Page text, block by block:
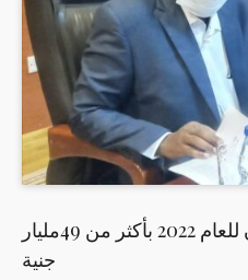
إجازة موزانة شمال كردفان للعام 2022 بأكثر من 49مليار
جنية